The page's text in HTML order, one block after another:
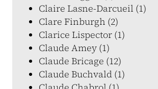
Claire Lasne-Darcueil (1)
Clare Finburgh (2)
Clarice Lispector (1)
Claude Amey (1)
Claude Bricage (12)
Claude Buchvald (1)